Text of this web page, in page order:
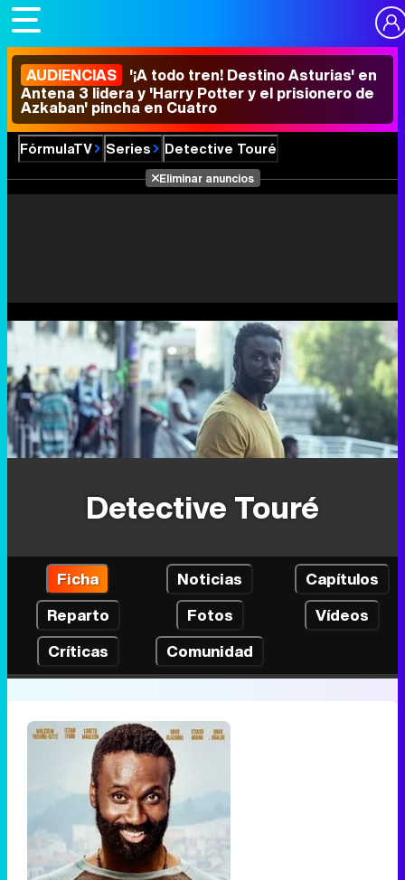
AUDIENCIAS '¡A todo tren! Destino Asturias' en
Antena 3 lidera y 'Harry Potter y el prisionero de
Azkaban' pincha en Cuatro
FórmulaTV Series Detective Touré
Eliminar anuncios
Detective Touré
Ficha Noticias
Capítulos
Reparto
Fotos
Vídeos
Críticas
Comunidad